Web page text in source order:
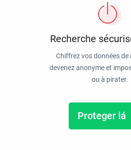
Recherche
Chiffrez vos données de
devenez anonyme et
ou à pirater.
Proteger lá